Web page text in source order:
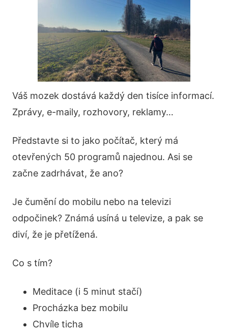
Váš mozek dostává každý den tisíce informací.
Zprávy, e-maily, rozhovory, reklamy…
Představte si to jako počítač, který má
otevřených 50 programů najednou. Asi se
začne zadrhávat, že ano?
Je čumění do mobilu nebo na televizi
odpočinek? Známá usíná u televize, a pak se
diví, že je přetížená.
Co s tím?
Meditace (i 5 minut stačí)
Procházka bez mobilu
Chvíle ticha